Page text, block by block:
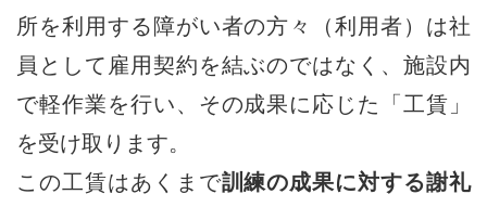
所を利用する障がい者の方々（利用者）は社
員として雇用契約を結ぶのではなく、施設内
で軽作業を行い、その成果に応じた「工賃」
を受け取ります。
この工賃はあくまで訓練の成果に対する謝礼